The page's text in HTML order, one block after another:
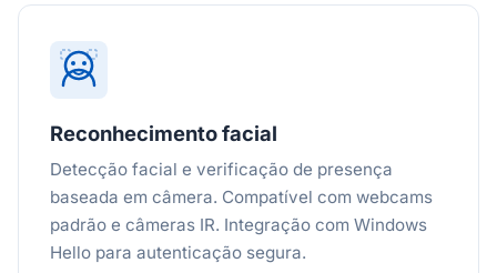
Reconhecimento facial
Detecção facial e verificação de presença
baseada em câmera. Compatível com webcams
padrão e câmeras IR. Integração com Windows
Hello para autenticação segura.